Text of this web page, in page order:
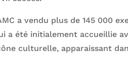
a vendu plus de 145 000
a été initialement accueillie
culturelle, apparaissant